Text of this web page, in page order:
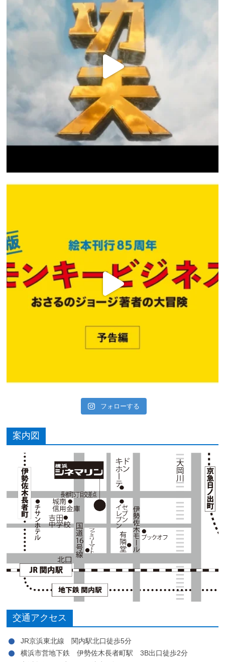
フォローする
案内図
交通アクセス
JR京浜東北線 関内駅北口徒歩5分
横浜市営地下鉄 伊勢佐木長者町駅 3B出口徒歩2分